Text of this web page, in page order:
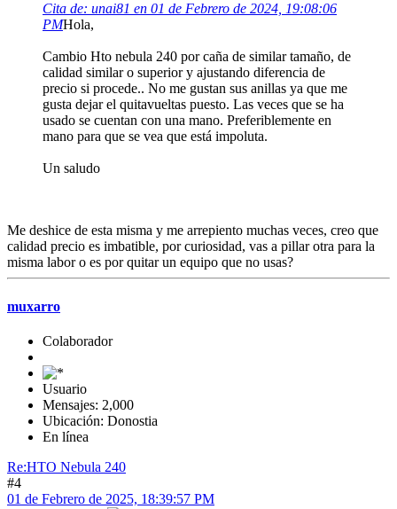
Cita de: unai81 en 01 de Febrero de 2024, 19:08:06
PMHola,
Cambio Hto nebula 240 por caña de similar tamaño, de
calidad similar o superior y ajustando diferencia de
precio si procede.. No me gustan sus anillas ya que me
gusta dejar el quitavueltas puesto. Las veces que se ha
usado se cuentan con una mano. Preferiblemente en
mano para que se vea que está impoluta.
Un saludo
Me deshice de esta misma y me arrepiento muchas veces, creo que
calidad precio es imbatible, por curiosidad, vas a pillar otra para la
misma labor o es por quitar un equipo que no usas?
muxarro
Colaborador
Usuario
Mensajes: 2,000
Ubicación: Donostia
En línea
Re:HTO Nebula 240
#4
01 de Febrero de 2025, 18:39:57 PM